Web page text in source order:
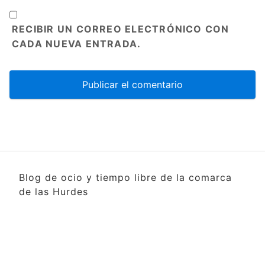
RECIBIR UN CORREO ELECTRÓNICO CON
CADA NUEVA ENTRADA.
Blog de ocio y tiempo libre de la comarca
de las Hurdes